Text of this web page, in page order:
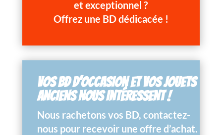
et exceptionnel ?
Offrez une BD dédicacée !
VOS BD D’OCCASION ET VOS JOUETS
ANCIENS NOUS INTÉRESSENT !
Nous rachetons vos BD, contactez-
nous pour recevoir une offre d’achat.